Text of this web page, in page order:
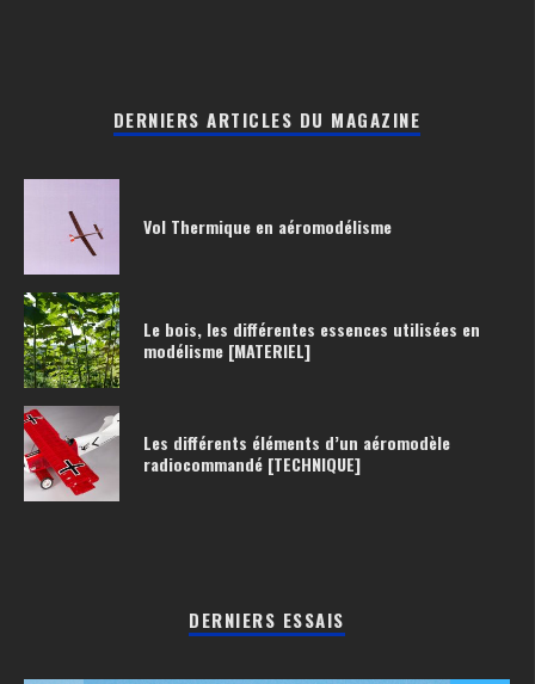
DERNIERS ARTICLES DU MAGAZINE
Vol Thermique en aéromodélisme
Le bois, les différentes essences utilisées en
modélisme [MATERIEL]
Les différents éléments d’un aéromodèle
radiocommandé [TECHNIQUE]
DERNIERS ESSAIS